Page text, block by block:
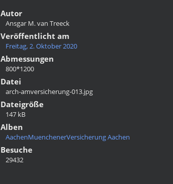
Autor
Ansgar M. van Treeck
Veröffentlicht am
Freitag, 2. Oktober 2020
Abmessungen
800*1200
Datei
arch-amversicherung-013.jpg
Dateigröße
147 kB
Alben
AachenMuenchenerVersicherung Aachen
Besuche
29432